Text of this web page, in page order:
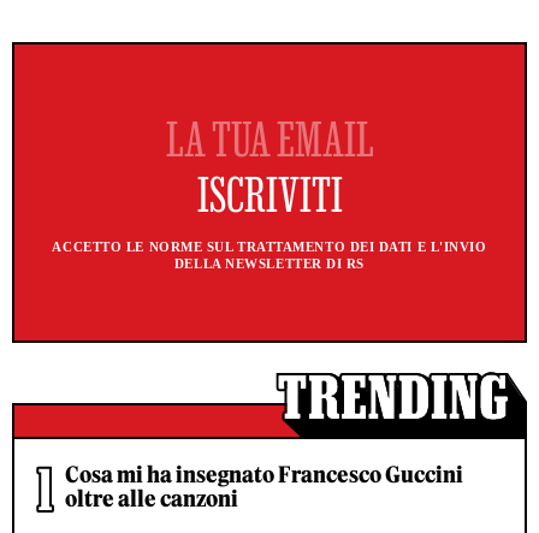
ACCETTO LE NORME SUL TRATTAMENTO DEI DATI E L'INVIO
DELLA NEWSLETTER DI RS
Cosa mi ha insegnato Francesco Guccini
oltre alle canzoni